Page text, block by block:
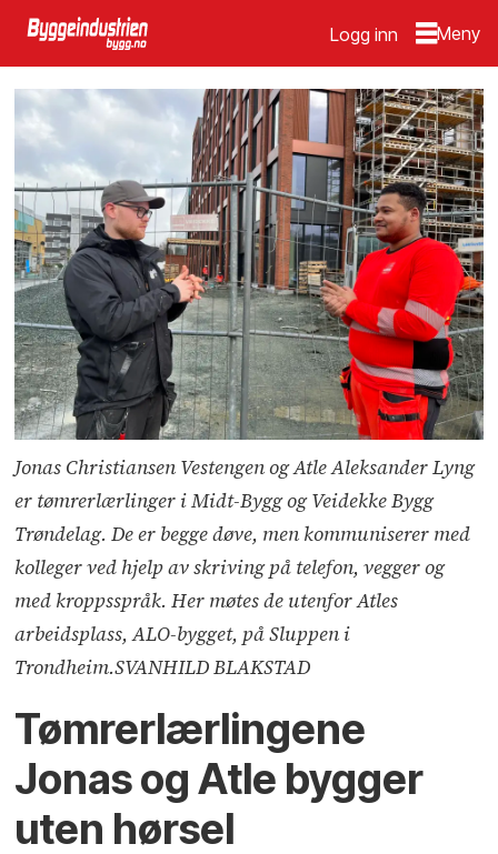
Logg inn
Jonas Christiansen Vestengen og Atle Aleksander Lyng
er tømrerlærlinger i Midt-Bygg og Veidekke Bygg
Trøndelag. De er begge døve, men kommuniserer med
kolleger ved hjelp av skriving på telefon, vegger og
med kroppsspråk. Her møtes de utenfor Atles
arbeidsplass, ALO-bygget, på Sluppen i
Trondheim.SVANHILD BLAKSTAD
Tømrerlærlingene
Jonas og Atle bygger
uten hørsel